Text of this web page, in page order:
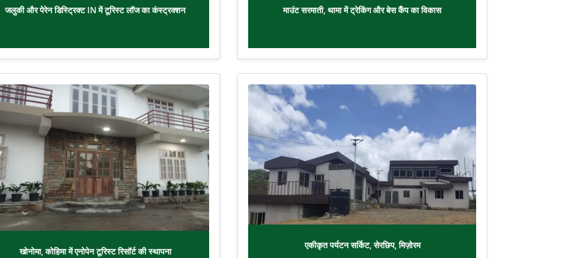
जलुकी और पेरेन डिस्ट्रिक्ट IN में टूरिस्ट लॉज का कंस्ट्रक्शन
माउंट सरमाती, थामा में ट्रेकिंग और बेस कैंप का विकास
खोनोमा, कोहिमा में एनोपेन टूरिस्ट रिसॉर्ट की स्थापना
एकीकृत पर्यटन सर्किट, सेरछिप, मिज़ोरम